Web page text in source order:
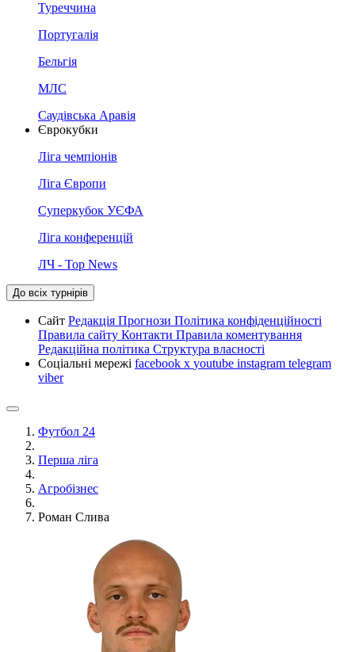
Туреччина
Португалія
Бельгія
МЛС
Саудівська Аравія
Єврокубки
Ліга чемпіонів
Ліга Європи
Суперкубок УЄФА
Ліга конференцій
ЛЧ - Top News
До всіх турнірів
Сайт Редакція Прогнози Політика конфіденційності
Правила сайту Контакти Правила коментування
Редакційна політика Структура власності
Соціальні мережі facebook x youtube instagram telegram
viber
Футбол 24
Перша ліга
Агробізнес
Роман Слива